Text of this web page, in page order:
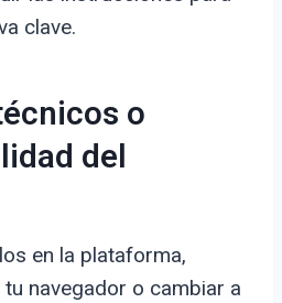
clave.
o
del
en la plataforma,
navegador o cambiar a